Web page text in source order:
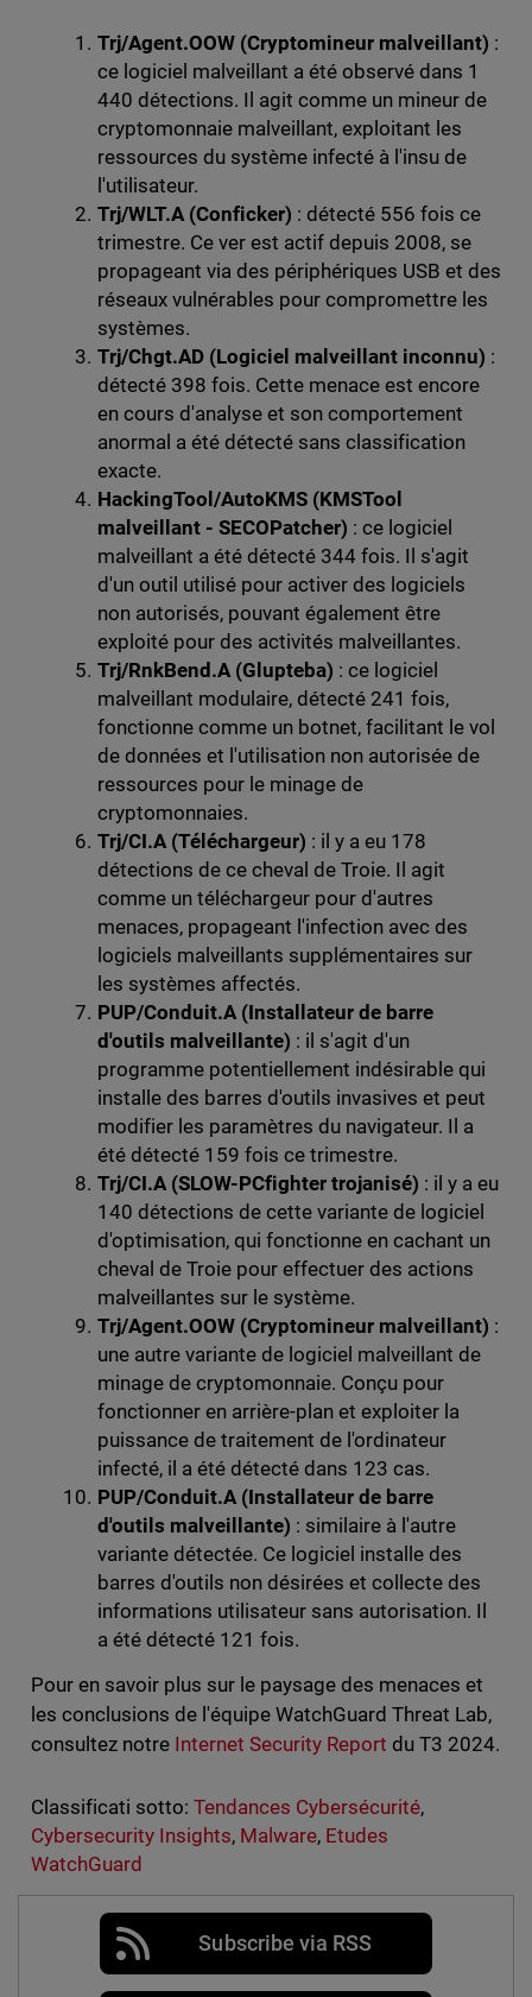
Trj/Agent.OOW (Cryptomineur malveillant) :
ce logiciel malveillant a été observé dans 1
440 détections. Il agit comme un mineur de
cryptomonnaie malveillant, exploitant les
ressources du système infecté à l'insu de
l'utilisateur.
Trj/WLT.A (Conficker) : détecté 556 fois ce
trimestre. Ce ver est actif depuis 2008, se
propageant via des périphériques USB et des
réseaux vulnérables pour compromettre les
systèmes.
Trj/Chgt.AD (Logiciel malveillant inconnu) :
détecté 398 fois. Cette menace est encore
en cours d'analyse et son comportement
anormal a été détecté sans classification
exacte.
HackingTool/AutoKMS (KMSTool
malveillant - SECOPatcher) : ce logiciel
malveillant a été détecté 344 fois. Il s'agit
d'un outil utilisé pour activer des logiciels
non autorisés, pouvant également être
exploité pour des activités malveillantes.
Trj/RnkBend.A (Glupteba) : ce logiciel
malveillant modulaire, détecté 241 fois,
fonctionne comme un botnet, facilitant le vol
de données et l'utilisation non autorisée de
ressources pour le minage de
cryptomonnaies.
Trj/CI.A (Téléchargeur) : il y a eu 178
détections de ce cheval de Troie. Il agit
comme un téléchargeur pour d'autres
menaces, propageant l'infection avec des
logiciels malveillants supplémentaires sur
les systèmes affectés.
PUP/Conduit.A (Installateur de barre
d'outils malveillante) : il s'agit d'un
programme potentiellement indésirable qui
installe des barres d'outils invasives et peut
modifier les paramètres du navigateur. Il a
été détecté 159 fois ce trimestre.
Trj/CI.A (SLOW-PCfighter trojanisé) : il y a eu
140 détections de cette variante de logiciel
d'optimisation, qui fonctionne en cachant un
cheval de Troie pour effectuer des actions
malveillantes sur le système.
Trj/Agent.OOW (Cryptomineur malveillant) :
une autre variante de logiciel malveillant de
minage de cryptomonnaie. Conçu pour
fonctionner en arrière-plan et exploiter la
puissance de traitement de l'ordinateur
infecté, il a été détecté dans 123 cas.
PUP/Conduit.A (Installateur de barre
d'outils malveillante) : similaire à l'autre
variante détectée. Ce logiciel installe des
barres d'outils non désirées et collecte des
informations utilisateur sans autorisation. Il
a été détecté 121 fois.
Pour en savoir plus sur le paysage des menaces et
les conclusions de l'équipe WatchGuard Threat Lab,
consultez notre Internet Security Report du T3 2024.
Classificati sotto: Tendances Cybersécurité,
Cybersecurity Insights, Malware, Etudes
WatchGuard
Subscribe via RSS